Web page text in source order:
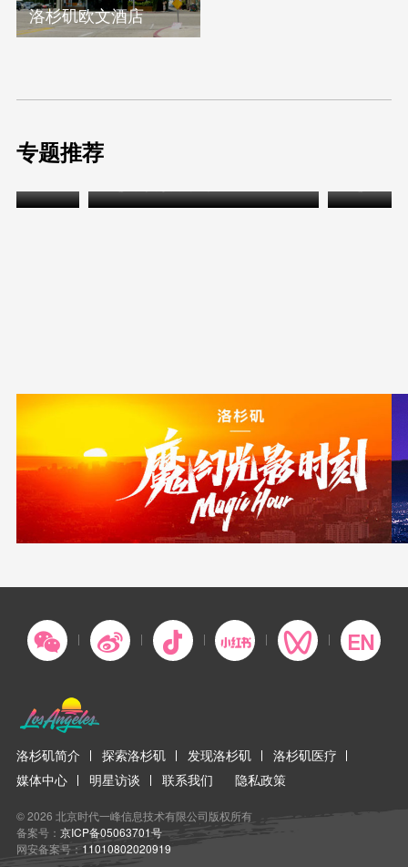
洛杉矶欧文酒店
专题推荐
洛杉矶简介 探索洛杉矶 发现洛杉矶
洛杉矶医疗
媒体中心
明星访谈 联系我们 隐私政策
© 2026 北京时代一峰信息技术有限公司版权所有
备案号： 京ICP备05063701号
网安备案号： 11010802020919